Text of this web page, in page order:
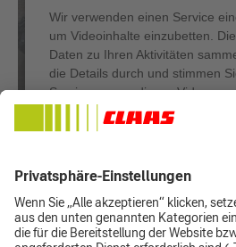
Wir verwenden einen Service
um Videoinhalte einzubetten.
Daten zu Ihren Aktivitäten
die Details durch und stimmen
Service zu, um dieses Video
Zum CLAAS Südostbayern Imagefilm